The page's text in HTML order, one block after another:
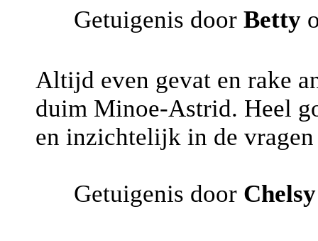
Getuigenis door Betty
Altijd even gevat en rake
duim Minoe-Astrid. Heel
en inzichtelijk in de
Getuigenis door Chelsy